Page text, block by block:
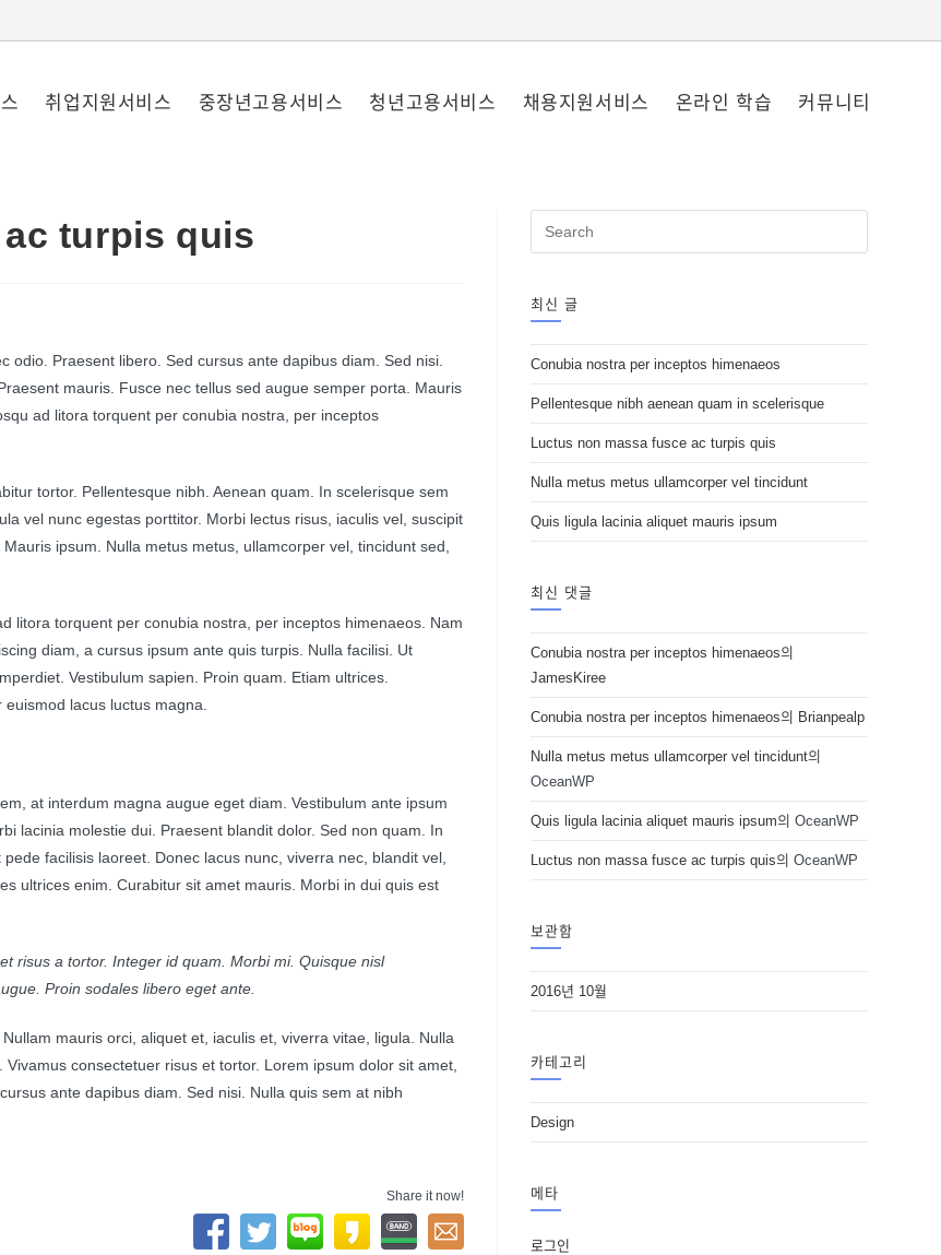
취업지원서비스 중장년고용서비스 청년고용서비스 채용지원서비스 온라인 학습 커뮤니티
turpis quis
Praesent libero. Sed cursus ante dapibus diam. Sed nisi.
mauris. Fusce nec tellus sed augue semper porta. Mauris
ad litora torquent per conubia nostra, per inceptos
tortor. Pellentesque nibh. Aenean quam. In scelerisque sem
vel nunc egestas porttitor. Morbi lectus risus, iaculis vel, suscipit
ipsum. Nulla metus metus, ullamcorper vel, tincidunt sed,
litora torquent per conubia nostra, per inceptos himenaeos. Nam
diam, a cursus ipsum ante quis turpis. Nulla facilisi. Ut
Vestibulum sapien. Proin quam. Etiam ultrices.
lacus luctus magna.
at interdum magna augue eget diam. Vestibulum ante ipsum
lacinia molestie dui. Praesent blandit dolor. Sed non quam. In
facilisis laoreet. Donec lacus nunc, viverra nec, blandit vel,
ultrices enim. Curabitur sit amet mauris. Morbi in dui quis est
risus a tortor. Integer id quam. Morbi mi. Quisque nisl
Proin sodales libero eget ante.
mauris orci, aliquet et, iaculis et, viverra vitae, ligula. Nulla
consectetuer risus et tortor. Lorem ipsum dolor sit amet,
ante dapibus diam. Sed nisi. Nulla quis sem at nibh
Share it now!
최신 글
Conubia nostra per inceptos himenaeos
Pellentesque nibh aenean quam in scelerisque
Luctus non massa fusce ac turpis quis
Nulla metus metus ullamcorper vel tincidunt
Quis ligula lacinia aliquet mauris ipsum
최신 댓글
Conubia nostra per inceptos himenaeos의
JamesKiree
Conubia nostra per inceptos himenaeos의 Brianpealp
Nulla metus metus ullamcorper vel tincidunt의
OceanWP
Quis ligula lacinia aliquet mauris ipsum의OceanWP
Luctus non massa fusce ac turpis quis의OceanWP
보관함
2016년 10월
카테고리
Design
메타
로그인